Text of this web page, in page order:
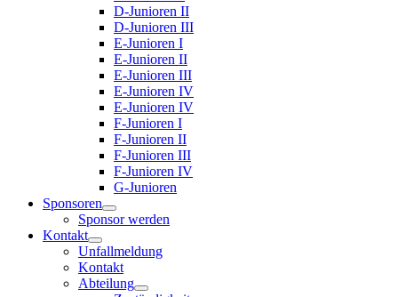
D-Junioren II
D-Junioren III
E-Junioren I
E-Junioren II
E-Junioren III
E-Junioren IV
E-Junioren IV
F-Junioren I
F-Junioren II
F-Junioren III
F-Junioren IV
G-Junioren
Sponsoren
Sponsor werden
Kontakt
Unfallmeldung
Kontakt
Abteilung